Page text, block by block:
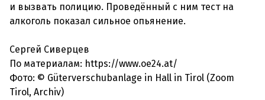
и вызвать полицию. Проведённый с ним тест на
алкоголь показал сильное опьянение.
Сергей Сиверцев
По материалам: https://www.oe24.at/
Фото: © Güterverschubanlage in Hall in Tirol (Zoom
Tirol, Archiv)